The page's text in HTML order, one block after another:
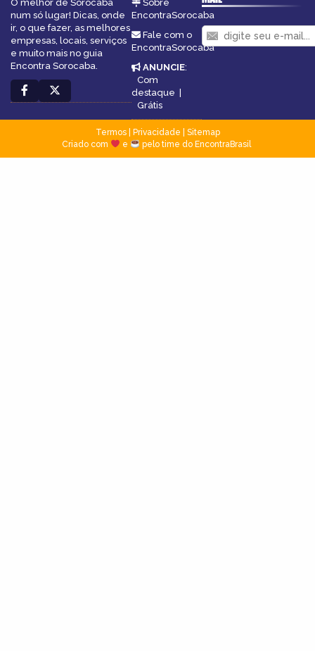
O melhor de Sorocaba
num só lugar! Dicas, onde
ir, o que fazer, as melhores
empresas, locais, serviços
e muito mais no guia
Encontra Sorocaba.
Sobre
EncontraSorocaba
Fale com o
EncontraSorocaba
ANUNCIE:
Com
destaque
Grátis
Termos| Privacidade
Sitemap
Criado com
e pelo time do EncontraBrasil